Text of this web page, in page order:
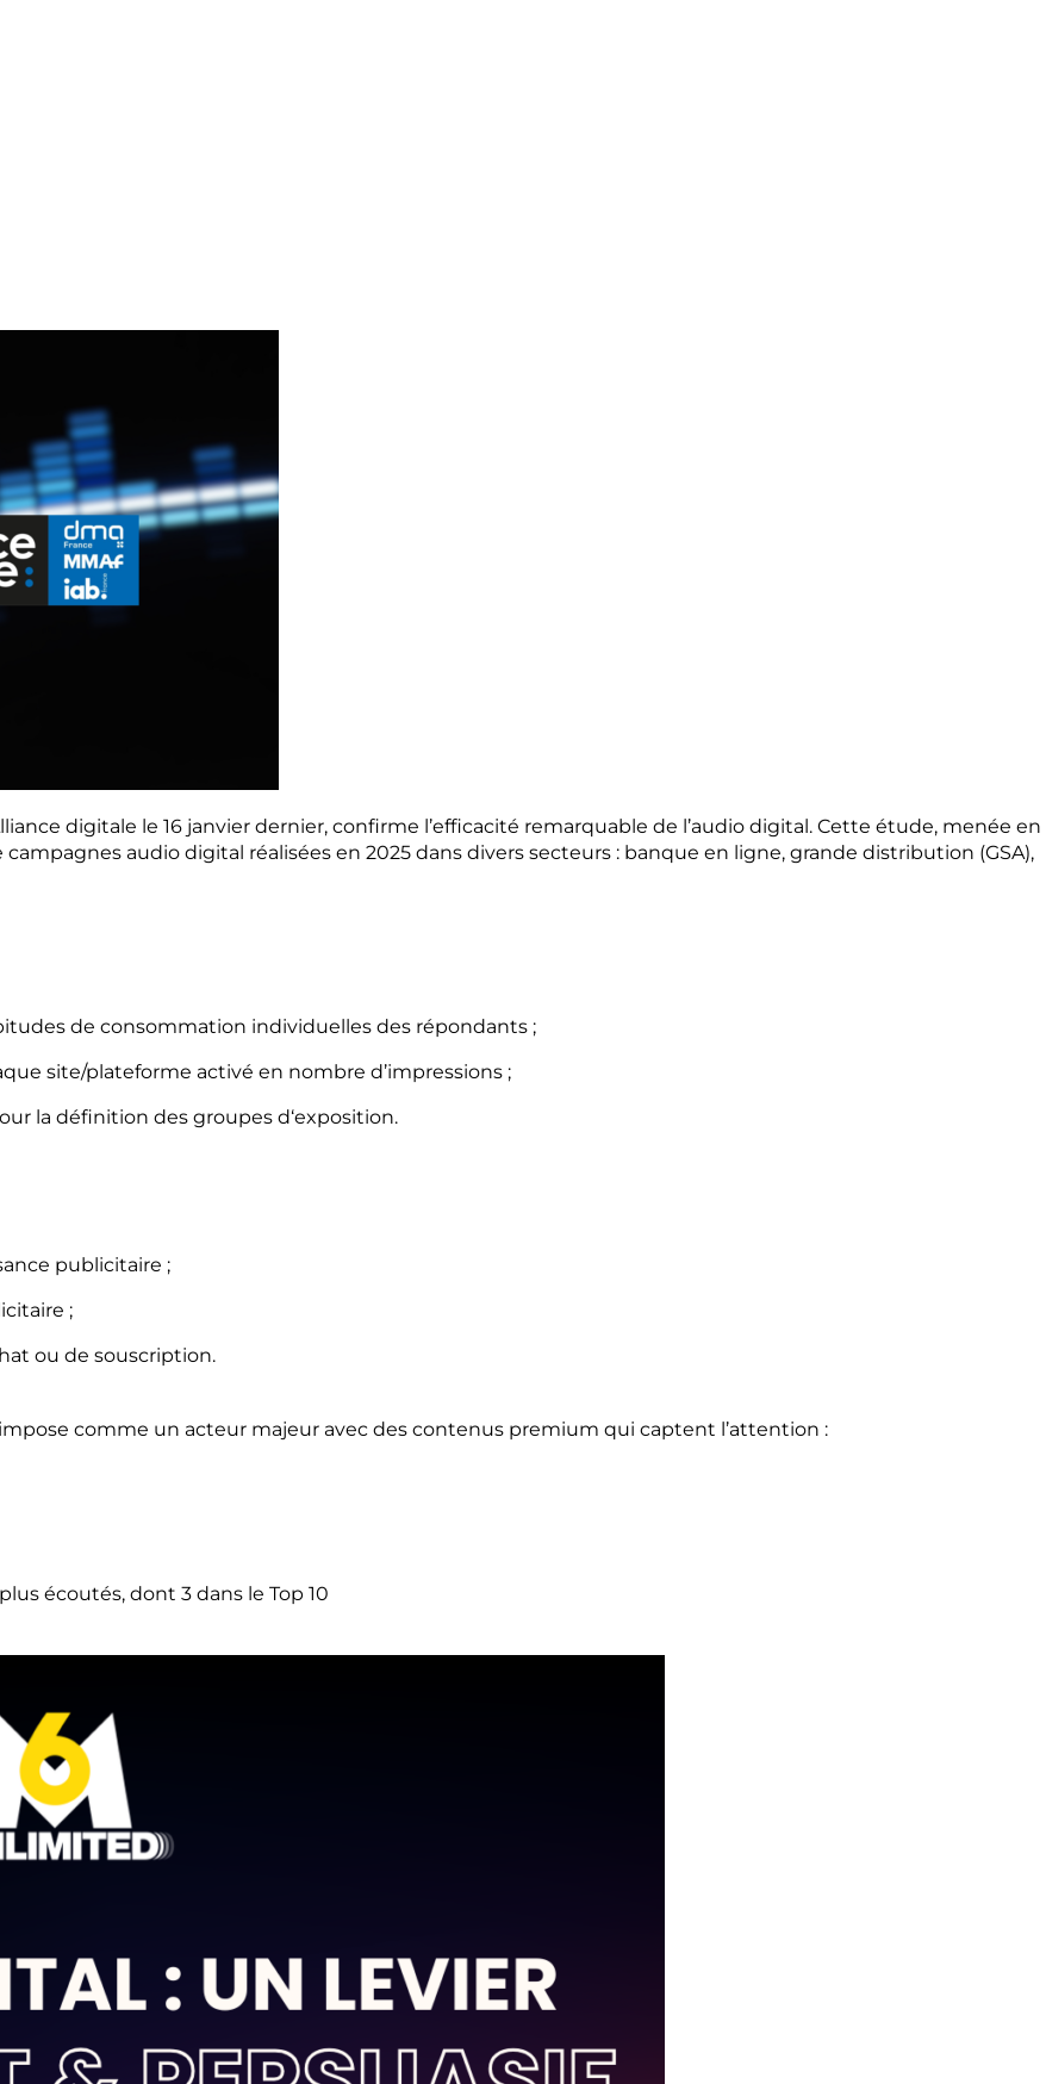
digitale le 16 janvier dernier, confirme l’efficacité remarquable de l’audio digital. Cette étude, menée en
campagnes audio digital réalisées en 2025 dans divers secteurs : banque en ligne, grande distribution (GSA),
de consommation individuelles des répondants ;
site/plateforme activé en nombre d’impressions ;
la définition des groupes d‘exposition.
publicitaire ;
;
ou de souscription.
comme un acteur majeur avec des contenus premium qui captent l’attention :
écoutés, dont 3 dans le Top 10